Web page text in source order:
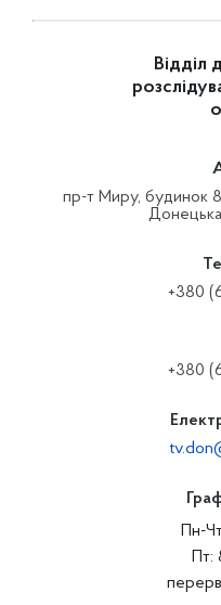
Відділ
пр-т Миру, будинок
+380
+380
Пн-